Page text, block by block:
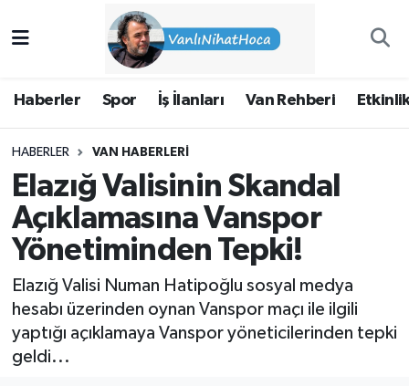
Haberler Spor İş İlanları Van Rehberi
HABERLER VAN HABERLERI
Elazığ Valisinin Skandal
Açıklamasına Vanspor
Yönetiminden Tepki!
Elazığ Valisi Numan Hatipoğlu sosyal medya
hesabı üzerinden oynan Vanspor maçı ile ilgili
yaptığı açıklamaya Vanspor yöneticilerinden tepki
geldi...
Van Rehberi
Etkinlikler
Köşe Yazıları
Hakkımda
İpekyolu Nöbetçi Eczaneler
Süper Lig Puan Durumu ve Fikstür
Tüm Manşetler
Son Dakika Haberleri
Haber Arşivi